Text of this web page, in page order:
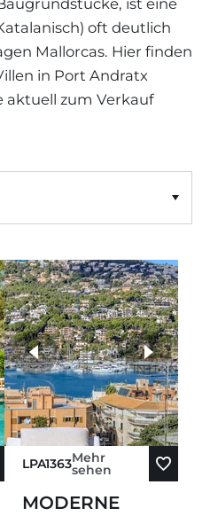
MALLORCA
ist eine
oft deutlich
Mallorcas. Hier finden
in Port Andratx
aktuell zum Verkauf
LPA1363Mehr
sehen
MODERNE